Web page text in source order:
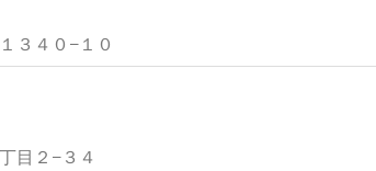
３４０−１０
目２−３４